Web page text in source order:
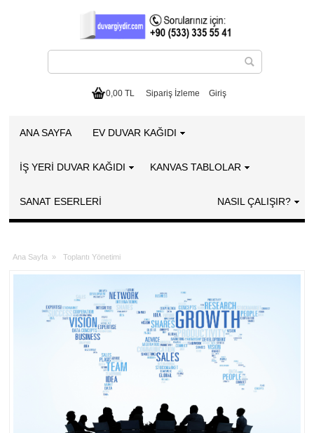
0,00 TL Sipariş İzleme Giriş
ANA SAYFA EV DUVAR KAĞIDI
İŞ YERİ DUVAR KAĞIDI KANVAS TABLOLAR
SANAT ESERLERI NASIL ÇALIŞIR?
Ana Sayfa » Toplantı Yönetimi